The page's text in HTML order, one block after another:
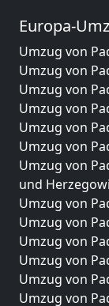
Europa-
Umzug von
Umzug von
Umzug von
Umzug von
Umzug von
Umzug von
Umzug von
und
Umzug von
Umzug von
Umzug von
Umzug von
Umzug von
Umzug von